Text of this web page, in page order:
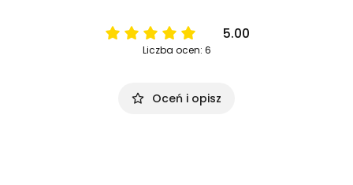
5.00
Liczba ocen: 6
Oceń i opisz